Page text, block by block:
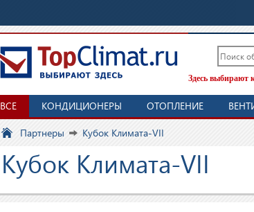
Здесь выбирают
ВСЕ КОНДИЦИОНЕРЫ ОТОПЛЕНИЕ
Партнеры Кубок Климата-VII
Кубок Климата-VII